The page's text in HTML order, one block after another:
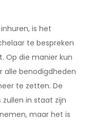
is het
te bespreken
Op die manier kun
alle benodigdheden
te zetten. De
in staat zijn
maar het is